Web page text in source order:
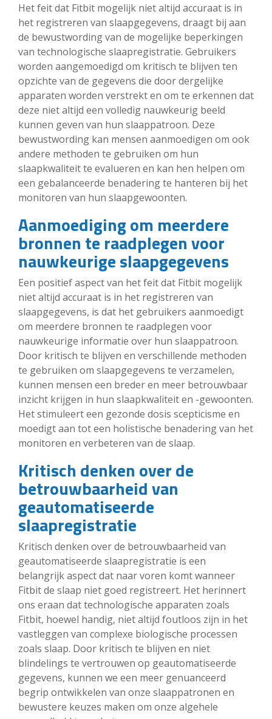
Het feit dat Fitbit mogelijk niet altijd accuraat is in
het registreren van slaapgegevens, draagt bij aan
de bewustwording van de mogelijke beperkingen
van technologische slaapregistratie. Gebruikers
worden aangemoedigd om kritisch te blijven ten
opzichte van de gegevens die door dergelijke
apparaten worden verstrekt en om te erkennen dat
deze niet altijd een volledig nauwkeurig beeld
kunnen geven van hun slaappatroon. Deze
bewustwording kan mensen aanmoedigen om ook
andere methoden te gebruiken om hun
slaapkwaliteit te evalueren en kan hen helpen om
een gebalanceerde benadering te hanteren bij het
monitoren van hun slaapgewoonten.
Aanmoediging om meerdere
bronnen te raadplegen voor
nauwkeurige slaapgegevens
Een positief aspect van het feit dat Fitbit mogelijk
niet altijd accuraat is in het registreren van
slaapgegevens, is dat het gebruikers aanmoedigt
om meerdere bronnen te raadplegen voor
nauwkeurige informatie over hun slaappatroon.
Door kritisch te blijven en verschillende methoden
te gebruiken om slaapgegevens te verzamelen,
kunnen mensen een breder en meer betrouwbaar
inzicht krijgen in hun slaapkwaliteit en -gewoonten.
Het stimuleert een gezonde dosis scepticisme en
moedigt aan tot een holistische benadering van het
monitoren en verbeteren van de slaap.
Kritisch denken over de
betrouwbaarheid van
geautomatiseerde
slaapregistratie
Kritisch denken over de betrouwbaarheid van
geautomatiseerde slaapregistratie is een
belangrijk aspect dat naar voren komt wanneer
Fitbit de slaap niet goed registreert. Het herinnert
ons eraan dat technologische apparaten zoals
Fitbit, hoewel handig, niet altijd foutloos zijn in het
vastleggen van complexe biologische processen
zoals slaap. Door kritisch te blijven en niet
blindelings te vertrouwen op geautomatiseerde
gegevens, kunnen we een meer genuanceerd
begrip ontwikkelen van onze slaappatronen en
bewustere keuzes maken om onze algehele